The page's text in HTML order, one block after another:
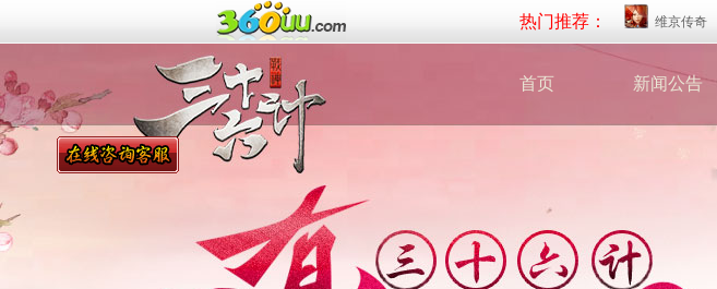
热门推荐： 维京传奇
首页 新闻公告